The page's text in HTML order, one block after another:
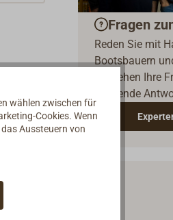
Fragen
Reden Sie mit
Bootsbauern
verstehen Ihre
passende
wählen zwischen für
Cookies. Wenn
Aussteuern von